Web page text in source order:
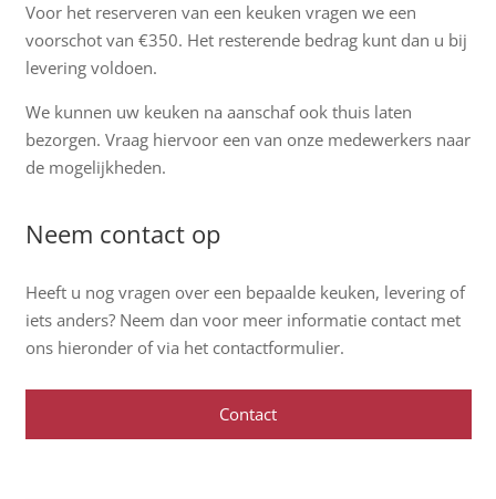
Voor het reserveren van een keuken vragen we een
voorschot van €350. Het resterende bedrag kunt dan u bij
levering voldoen.
We kunnen uw keuken na aanschaf ook thuis laten
bezorgen. Vraag hiervoor een van onze medewerkers naar
de mogelijkheden.
Neem contact op
Heeft u nog vragen over een bepaalde keuken, levering of
iets anders? Neem dan voor meer informatie contact met
ons hieronder of via het contactformulier.
Contact